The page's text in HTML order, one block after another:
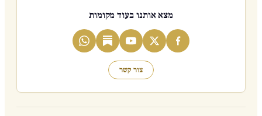
מצא אותנו בעוד מקומות
צור קשר